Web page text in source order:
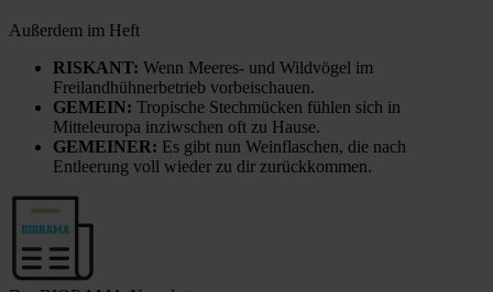
Außerdem im Heft
RISKANT: Wenn Meeres- und Wildvögel im
Freilandhühnerbetrieb vorbeischauen.
GEMEIN: Tropische Stechmücken fühlen sich in
Mitteleuropa inziwschen oft zu Hause.
GEMEINER: Es gibt nun Weinflaschen, die nach
Entleerung voll wieder zu dir zurückkommen.